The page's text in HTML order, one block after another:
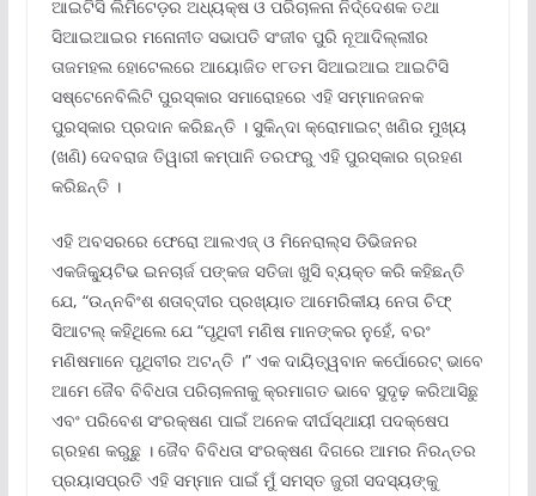
ଆଇଟିସି ଲିମିଟେଡ଼ର ଅଧ୍ୟକ୍ଷ ଓ ପରିଚାଳନା ନିର୍ଦ୍ଦେଶକ ତଥା
ସିଆଇଆଇର ମନୋନୀତ ସଭାପତି ସଂଜୀବ ପୁରି ନୂଆଦିଲ୍ଲୀର
ତାଜମହଲ ହୋଟେଲରେ ଆୟୋଜିତ ୧୮ତମ ସିଆଇଆଇ ଆଇଟିସି
ସଷ୍ଟେନେବିଲିଟି ପୁରସ୍କାର ସମାରୋହରେ ଏହି ସମ୍ମାନଜନକ
ପୁରସ୍କାର ପ୍ରଦାନ କରିଛନ୍ତି । ସୁକିନ୍ଦା କ୍ରୋମାଇଟ୍ ଖଣିର ମୁଖ୍ୟ
(ଖଣି) ଦେବରାଜ ତିୱାରୀ କମ୍ପାନି ତରଫରୁ ଏହି ପୁରସ୍କାର ଗ୍ରହଣ
କରିଛନ୍ତି ।
ଏହି ଅବସରରେ ଫେରୋ ଆଲଏଜ୍ ଓ ମିନେରାଲ୍ସ ଡିଭିଜନର
ଏକଜିକ୍ୟୁଟିଭ ଇନଚାର୍ଜ ପଙ୍କଜ ସତିଜା ଖୁସି ବ୍ୟକ୍ତ କରି କହିଛନ୍ତି
ଯେ, “ଉନ୍ନବିଂଶ ଶତାବ୍ଦୀର ପ୍ରଖ୍ୟାତ ଆମେରିକୀୟ ନେତା ଚିଫ୍
ସିଆଟଲ୍ କହିଥିଲେ ଯେ “ପୃଥିବୀ ମଣିଷ ମାନଙ୍କର ନୁହେଁ, ବରଂ
ମଣିଷମାନେ ପୃଥିବୀର ଅଟନ୍ତି ।” ଏକ ଦାୟିତ୍ୱବାନ କର୍ପୋରେଟ୍ ଭାବେ
ଆମେ ଜୈବ ବିବିଧତା ପରିଚାଳନାକୁ କ୍ରମାଗତ ଭାବେ ସୁଦୃଢ଼ କରିଆସିଛୁ
ଏବଂ ପରିବେଶ ସଂରକ୍ଷଣ ପାଇଁ ଅନେକ ଦୀର୍ଘସ୍ଥାୟୀ ପଦକ୍ଷେପ
ଗ୍ରହଣ କରୁଛୁ । ଜୈବ ବିବିଧତା ସଂରକ୍ଷଣ ଦିଗରେ ଆମର ନିରନ୍ତର
ପ୍ରୟାସପ୍ରତି ଏହି ସମ୍ମାନ ପାଇଁ ମୁଁ ସମସ୍ତ ଜୁରୀ ସଦସ୍ୟଙ୍କୁ